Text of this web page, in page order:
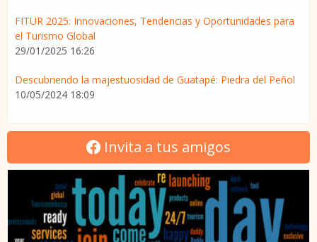
FITUR 2025: Innovaciones, Tendencias y Oportunidades para
el Turismo Global
29/01/2025 16:26
Descubriendo la majestuosidad de Guatapé: Piedra del Peñol
10/05/2024 18:09
Invita a tus amigos